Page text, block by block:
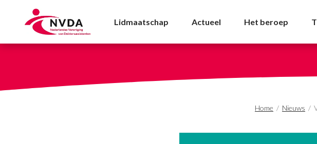
Verhalen over duurzame
Lidmaatschap Actueel Het beroep
Home / Nieuws /